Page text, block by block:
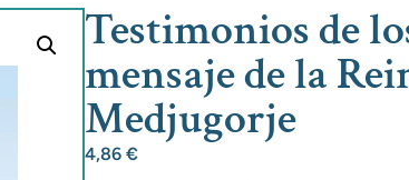
Testimonios de
mensaje de la
Medjugorje
4,86 €